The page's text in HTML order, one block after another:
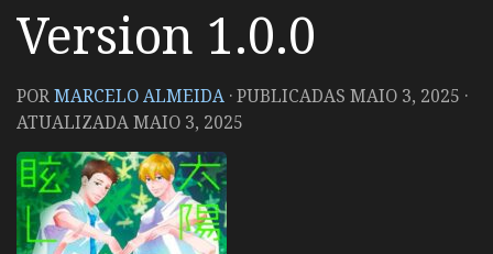
Version 1.0.0
PORMARCELO ALMEIDA · PUBLICADAS MAIO 3, 2025 ·
ATUALIZADAMAIO 3, 2025